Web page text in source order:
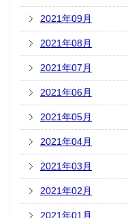
2021年09月
2021年08月
2021年07月
2021年06月
2021年05月
2021年04月
2021年03月
2021年02月
2021年01月